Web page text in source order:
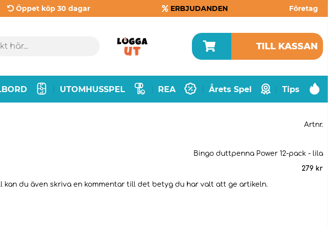
Öppet köp 30 dagar ERBJUDANDEN Företag
TILL KASSAN
UTOMHUSSPEL REA Årets Spel Tips
Artnr.
Bingo duttpenna Power 12-pack - lila
279 kr
kan du även skriva en kommentar till det betyg du har valt att ge artikeln.